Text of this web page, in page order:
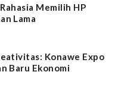
Memilih HP
Lama
Konawe Expo
Baru Ekonomi